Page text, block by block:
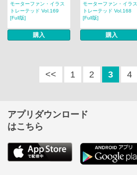
モーターファン・イラス
トレーテッド Vol.169
[Full版]
購入
モーターファン・イラス
トレーテッド Vol.168
[Full版]
購入
<< 1 2 3 4
アプリダウンロード
はこちら